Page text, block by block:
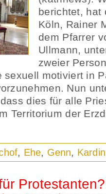
berichtet, hat
Köln, Rainer
dem Pfarrer
Ullmann,
zweier
sexuell motiviert in
Nun
dies für alle
Territorium der
, Ehe, Genn,